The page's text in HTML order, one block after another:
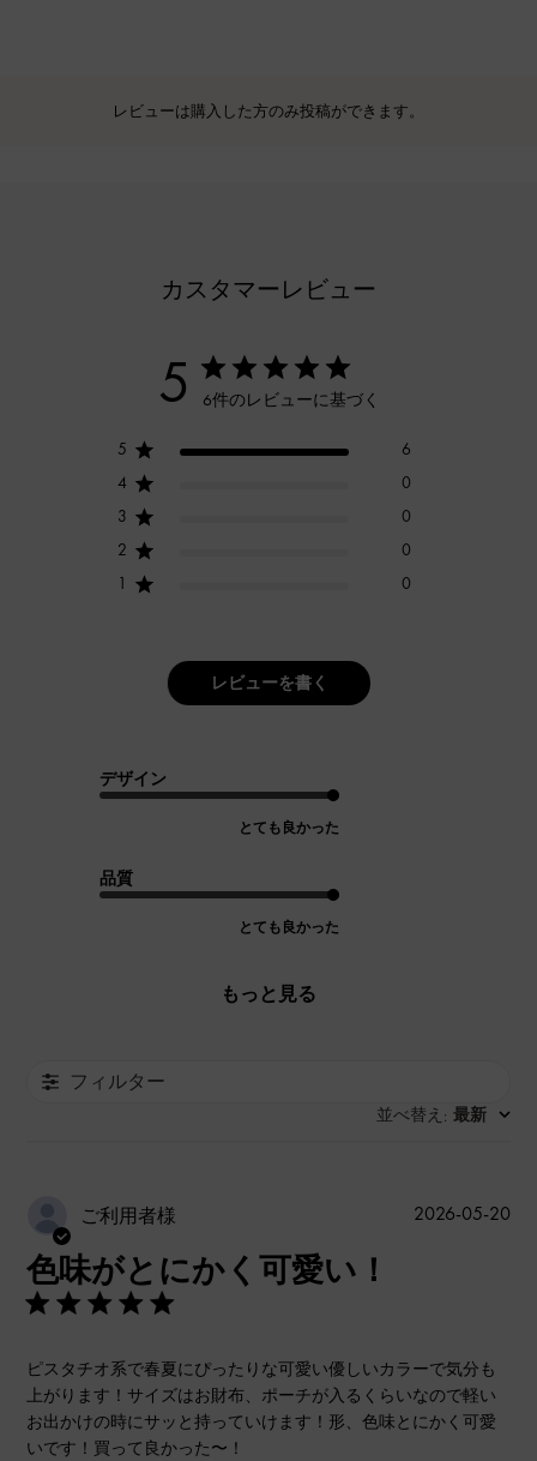
レビューは購入した方のみ投稿ができます。
カスタマーレビュー
5 6件のレビューに基づく
5
6
4
0
3
0
2
0
1
0
レビューを書く
デザイン
とても良かった
品質
とても良かった
もっと見る
フィルター
並べ替え : 最新
ご利用者様
色味がとにかく可愛い！
ピスタチオ系で春夏にぴったりな可愛い優しいカラーで気分も
上がります！サイズはお財布、ポーチが入るくらいなので軽い
お出かけの時にサッと持っていけます！形、色味とにかく可愛
いです！買って良かった〜！
公
2026-05-20